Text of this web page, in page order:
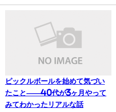
ピックルボールを始めて気づい
たこと——40代が3ヶ月やって
みてわかったリアルな話